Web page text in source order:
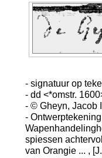
- signatuur op
- dd <*omstr.
- © Gheyn, Jacob
-
spiessen
van Orangie ... ,